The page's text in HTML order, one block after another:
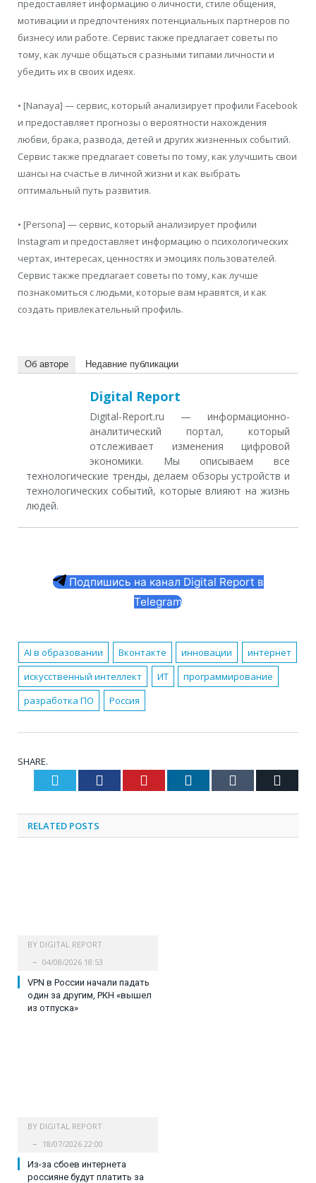
предоставляет информацию о личности, стиле общения,
мотивации и предпочтениях потенциальных партнеров по
бизнесу или работе. Сервис также предлагает советы по
тому, как лучше общаться с разными типами личности и
убедить их в своих идеях.
• [Nanaya] — сервис, который анализирует профили Facebook
и предоставляет прогнозы о вероятности нахождения
любви, брака, развода, детей и других жизненных событий.
Сервис также предлагает советы по тому, как улучшить свои
шансы на счастье в личной жизни и как выбрать
оптимальный путь развития.
• [Persona] — сервис, который анализирует профили
Instagram и предоставляет информацию о психологических
чертах, интересах, ценностях и эмоциях пользователей.
Сервис также предлагает советы по тому, как лучше
познакомиться с людьми, которые вам нравятся, и как
создать привлекательный профиль.
Об авторе Недавние публикации
Digital Report
Digital-Report.ru — информационно-
аналитический портал, который
отслеживает изменения цифровой
экономики. Мы описываем все
технологические тренды, делаем обзоры устройств и
технологических событий, которые влияют на жизнь
людей.
Подпишись на канал Digital Report в
Telegram
AI в образовании Вконтакте инновации
интернет
искусственный интеллект
ИТ
программирование
разработка ПО
Россия
SHARE.
Twitter Facebook Pinterest LinkedIn Tumblr
RELATED POSTS
BY DIGITAL REPORT
04/08/2026 18:53
VPN в России начали падать
один за другим, РКН «вышел
из отпуска»
BY DIGITAL REPORT
18/07/2026 22:00
Из-за сбоев интернета
россияне будут платить за